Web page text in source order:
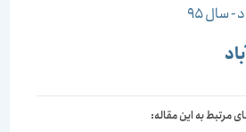
به این مقاله: